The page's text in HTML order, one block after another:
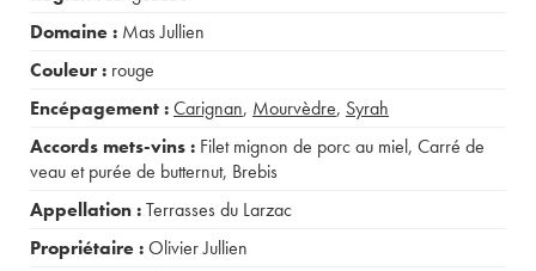
Domaine : Mas Jullien
Couleur : rouge
Encépagement :Carignan, Mourvèdre, Syrah
Accords mets-vins : Filet mignon de porc au miel, Carré de
veau et purée de butternut, Brebis
Appellation :Terrasses du Larzac
Propriétaire :Olivier Jullien